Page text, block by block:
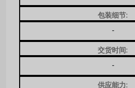
包装细节:
-
交货时间:
-
供应能力: